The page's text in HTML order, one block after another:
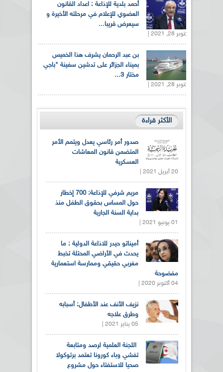
أحمد بلدية للإذاعة : اعداد القانون
العضوي للإعلام في مرحلته الأخيرة و
سيعرض قريبا...
أكتوبر 28, 2021 |
بن عبد الرحمان يشرف هذا الخميس
بميناء الجزائر على تدشين سفينة "باجي
مختار 3...
أكتوبر 28, 2021 |
الأكثر قراءة
صدور أمر رئاسي يعدل ويتمم الأمر
المتضمن قانون المعاشات
العسكرية
20 أبريل 2021 |
مريم شرفي للإذاعة: 700 إخطار
حول المساس بحقوق الطفل منذ
بداية السنة الجارية
01 يونيو 2021 |
أميناتو حيدر للاذاعة الدولية : ما
يحدث في الأراضي المحتلة تخبط
مغربي حقيقي وممارسة استعمارية
مفضوحة
04 أكتوبر 2020 |
نزيف الأنف عند الأطفال: أسبابه
وطرق علاجه
05 يناير 2021 |
اللجنة العلمية لرصد ومتابعة
تفشي وباء كورونا تعتمد برتوكولا
صحيا للاستفتاء حول مشروع